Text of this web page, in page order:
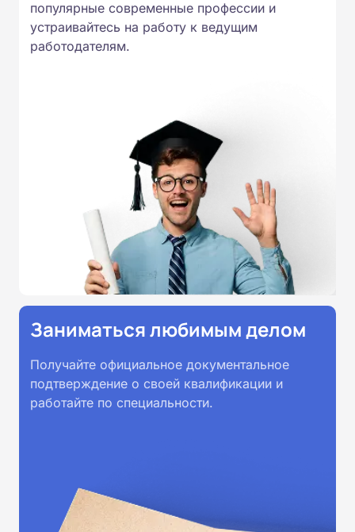
соответствии с Федеральными
государственными
образовательными стандартами
прохождении обучения
принимаются работодателями по
всей России.
популярные современные профессии и
устраивайтесь на работу к ведущим
работодателям.
Заниматься любимым делом
Получайте официальное документальное
подтверждение о своей квалификации и
работайте по специальности.